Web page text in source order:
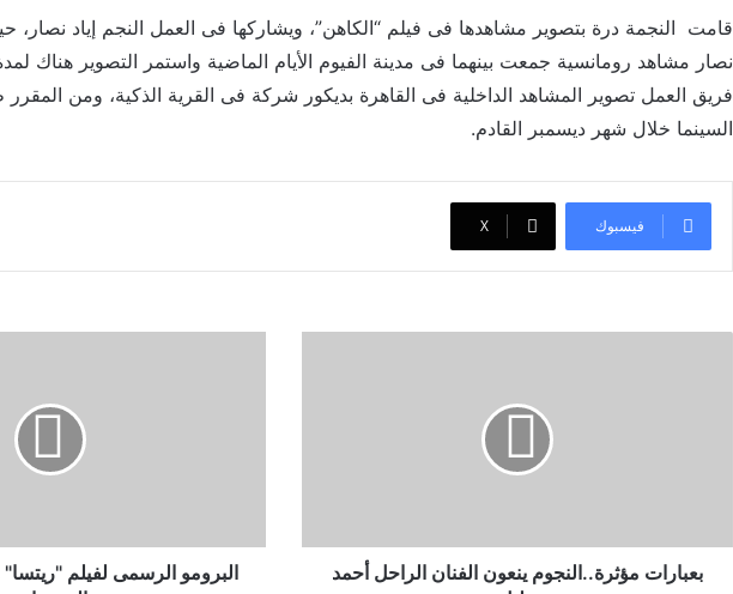
قامت النجمة درة بتصوير مشاهدها فى فيلم “الكاهن”، ويشاركها فى العمل النجم إياد نصار،
نصار مشاهد رومانسية جمعت بينهما فى مدينة الفيوم الأيام الماضية واستمر التصوير هناك
فريق العمل تصوير المشاهد الداخلية فى القاهرة بديكور شركة فى القرية الذكية، ومن
السينما خلال شهر ديسمبر القادم.
فيسبوك ‫X
بعبارات مؤثرة..النجوم ينعون الفنان الراحل أحمد
البرومو الرسمى لفيلم